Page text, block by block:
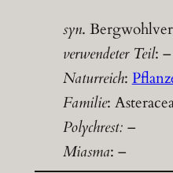
syn.
verwendeter Teil: –
Naturreich:
Familie:
Polychrest: –
Miasma: –